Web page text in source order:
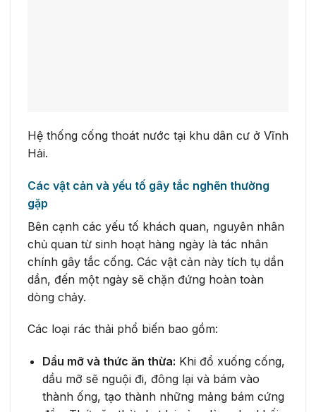
Hệ thống cống thoát nước tại khu dân cư ở Vĩnh
Hải.
Các vật cản và yếu tố gây tắc nghẽn thường
gặp
Bên cạnh các yếu tố khách quan, nguyên nhân
chủ quan từ sinh hoạt hàng ngày là tác nhân
chính gây tắc cống. Các vật cản này tích tụ dần
dần, đến một ngày sẽ chặn đứng hoàn toàn
dòng chảy.
Các loại rác thải phổ biến bao gồm:
Dầu mỡ và thức ăn thừa: Khi đổ xuống cống,
dầu mỡ sẽ nguội đi, đông lại và bám vào
thành ống, tạo thành những mảng bám cứng